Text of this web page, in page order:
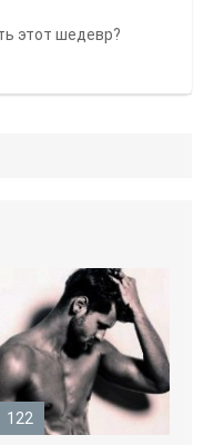
этот шедевр?
122